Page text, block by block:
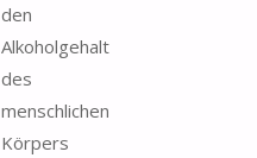
den
Alkoholgehalt
des
menschlichen
Körpers